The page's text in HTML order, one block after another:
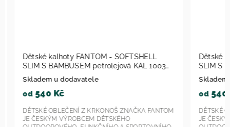
Dětské kalhoty FANTOM - SOFTSHELL
SLIM S BAMBUSEM petrolejová KAL 1003
2023
Skladem u dodavatele
od540 Kč
DĚTSKÉ OBLEČENÍ Z KRKONOŠ ZNAČKA FANTOM
JE ČESKÝM VÝROBCEM DĚTSKÉHO
Dětské
SLIM S
Skladem
od540
DĚTSKÉ
JE